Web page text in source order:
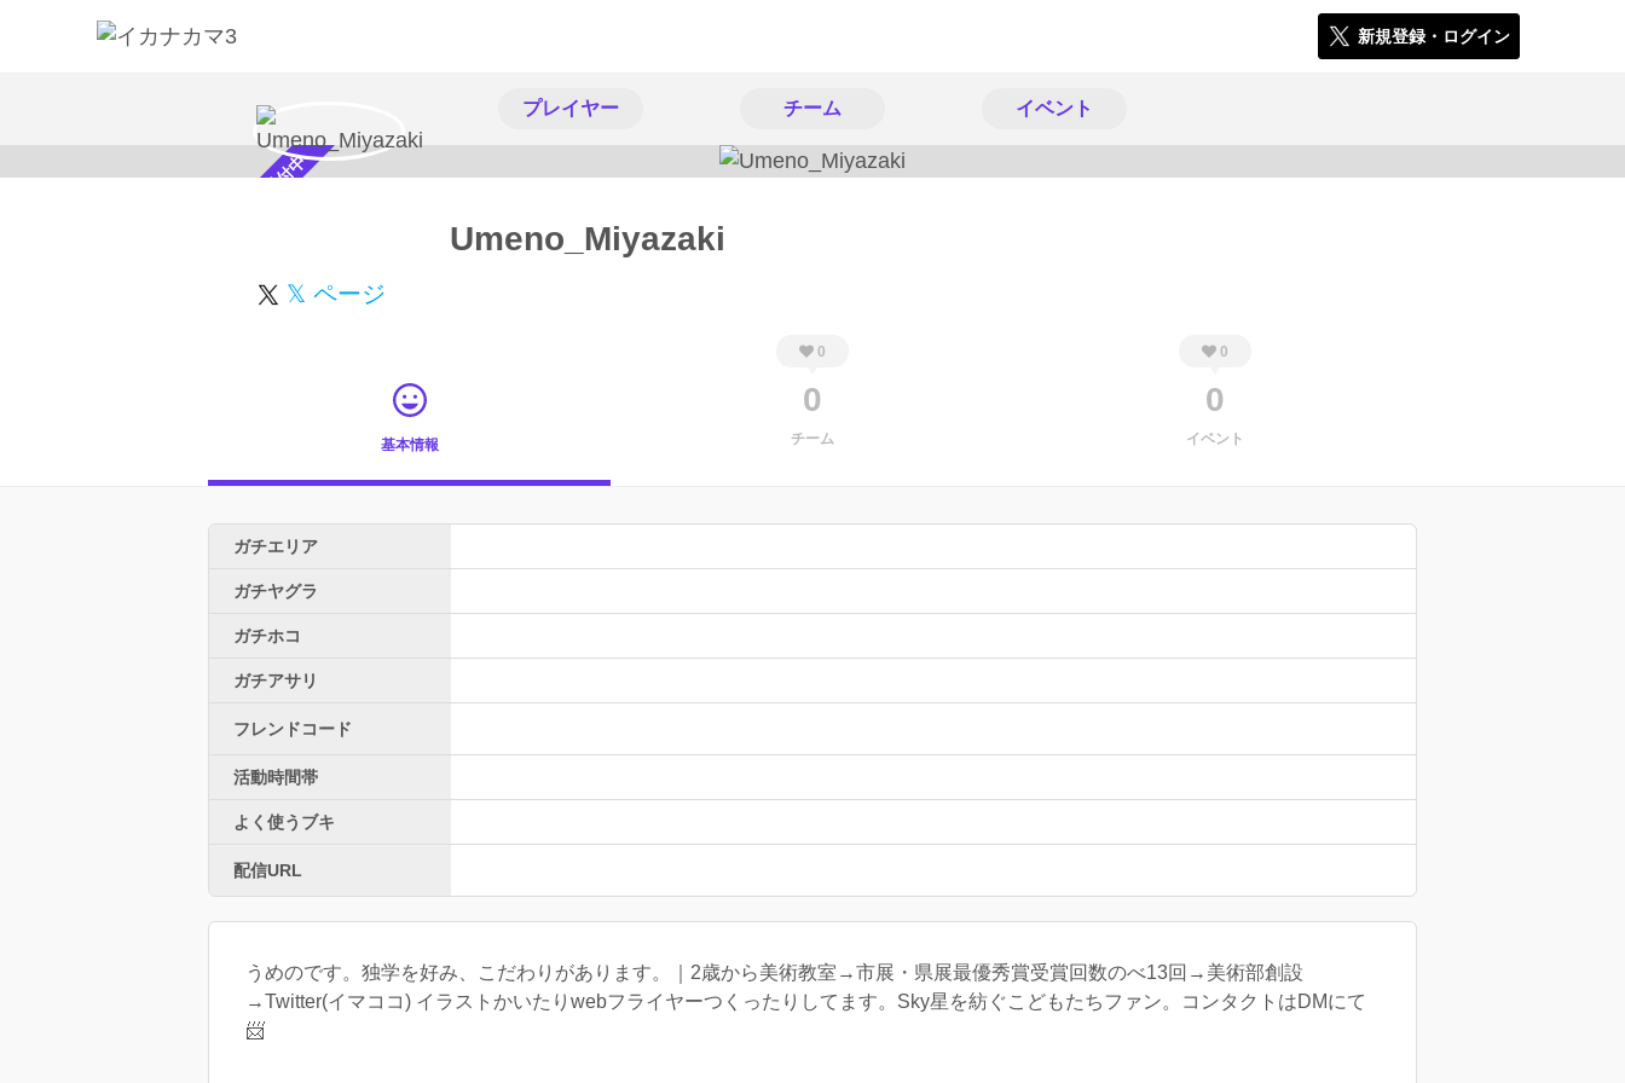
新規登録・ログイン
プレイヤー チーム イベント
スカウト受付中 Umeno_Miyazaki
𝕏 ページ
基本情報
0
0
チーム
0
0
イベント
ガチエリア
ガチヤグラ
ガチホコ
ガチアサリ
フレンドコード
活動時間帯
よく使うブキ
配信URL
うめのです。独学を好み、こだわりがあります。｜2歳から美術教室→市展・県展最優秀賞受賞回数のべ13回→美術部創設
→Twitter(イマココ) イラストかいたりwebフライヤーつくったりしてます。Sky星を紡ぐこどもたちファン。コンタクトはDMにて
📨